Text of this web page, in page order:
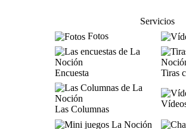
Servicios
Fotos
Encuesta Tiras
Las Columnas